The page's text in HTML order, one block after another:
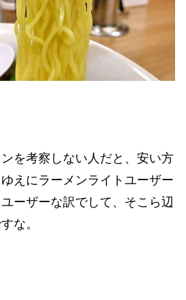
を考察しない人だと、安い方
えにラーメンライトユーザー
ーザーな訳でして、そこら辺
な。